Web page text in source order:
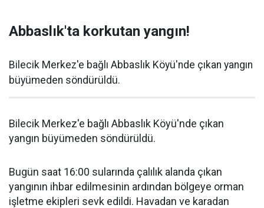
Abbaslık'ta korkutan yangın!
Bilecik Merkez'e bağlı Abbaslık Köyü'nde çıkan yangın
büyümeden söndürüldü.
Bilecik Merkez'e bağlı Abbaslık Köyü'nde çıkan
yangın büyümeden söndürüldü.
Bugün saat 16:00 sularında çalılık alanda çıkan
yangının ihbar edilmesinin ardından bölgeye orman
işletme ekipleri sevk edildi. Havadan ve karadan